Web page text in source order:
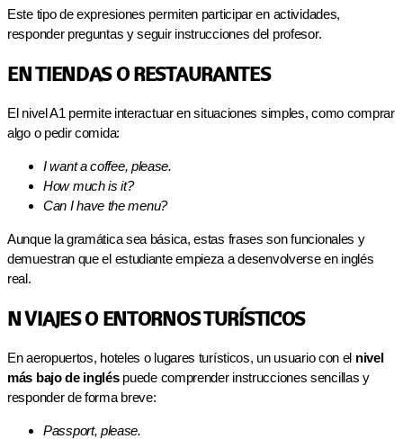
Este tipo de expresiones permiten participar en actividades,
responder preguntas y seguir instrucciones del profesor.
EN TIENDAS O RESTAURANTES
El nivel A1 permite interactuar en situaciones simples, como comprar
algo o pedir comida:
I want a coffee, please.
How much is it?
Can I have the menu?
Aunque la gramática sea básica, estas frases son funcionales y
demuestran que el estudiante empieza a desenvolverse en inglés
real.
N VIAJES O ENTORNOS TURÍSTICOS
En aeropuertos, hoteles o lugares turísticos, un usuario con el nivel
más bajo de ingléspuede comprender instrucciones sencillas y
responder de forma breve:
Passport, please.